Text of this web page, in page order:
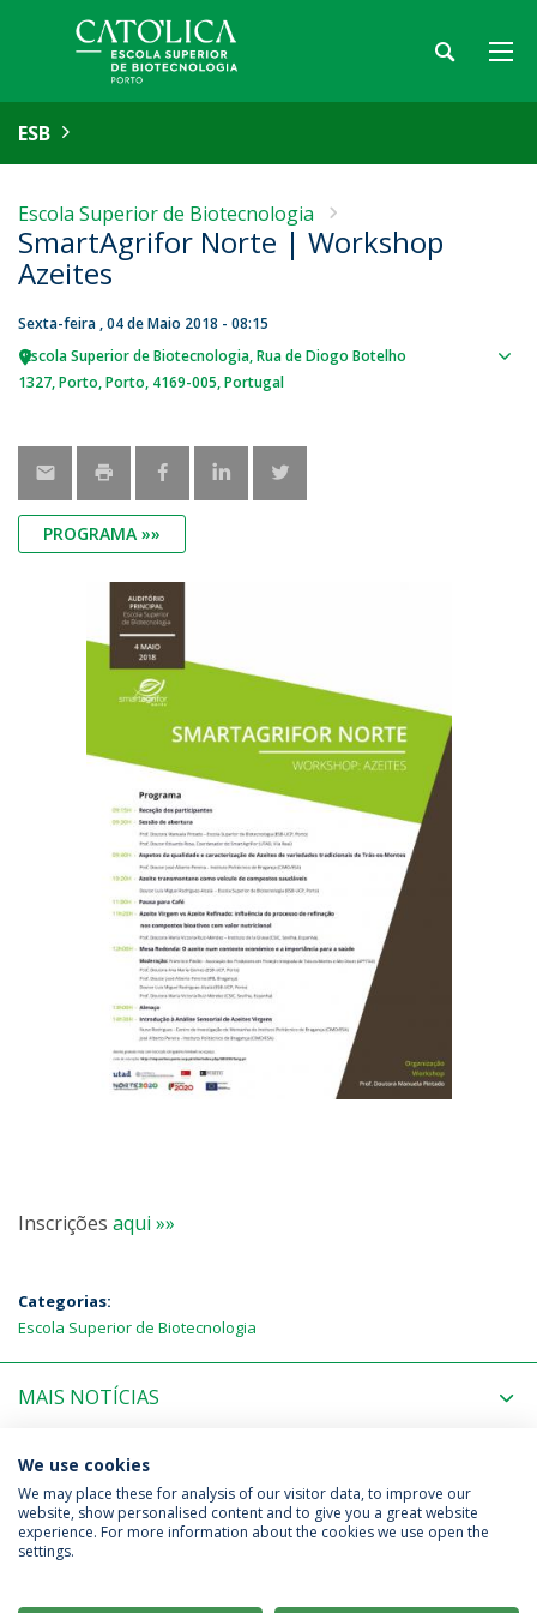
ESB
Escola Superior de Biotecnologia
SmartAgrifor Norte | Workshop
Azeites
Sexta-feira , 04 de Maio 2018 - 08:15
Escola Superior de Biotecnologia Rua de Diogo Botelho
1327 Porto Porto 4169-005 Portugal
PROGRAMA »»
Inscrições aqui »»
Categorias:
Escola Superior de Biotecnologia
MAIS NOTÍCIAS
PRÓXIMOS EVENTOS
Política de Privacidade
Termos & Condições
We use cookies
We may place these for analysis of our visitor data, to improve our
website, show personalised content and to give you a great website
experience. For more information about the cookies we use open the
settings.